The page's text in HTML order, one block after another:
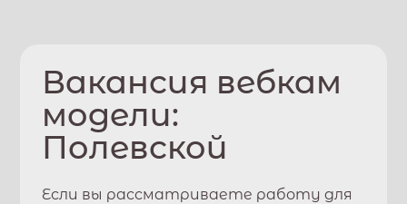
Вакансия вебкам
модели:
Полевской
Если вы рассматриваете работу для